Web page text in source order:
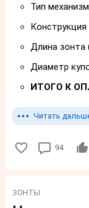
Тип
Длина зонта
Диаметр
ИТОГО К
Читать
94
ЗОНТЫ